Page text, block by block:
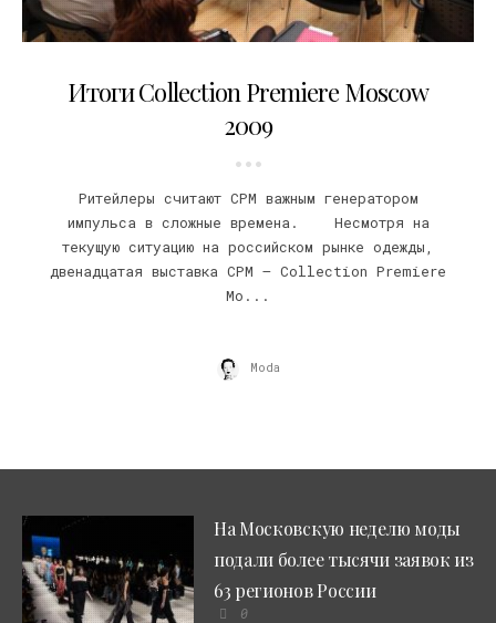
Итоги Collection Premiere Moscow
2009
Ритейлеры считают СРМ важным генератором
импульса в сложные времена. Несмотря на
текущую ситуацию на российском рынке одежды,
двенадцатая выставка CPM – Collection Premiere
Mo...
Moda
На Московскую неделю моды
подали более тысячи заявок из
63 регионов России
0